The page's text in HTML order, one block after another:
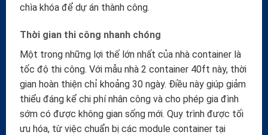
chìa khóa để dự án thành công.
Thời gian thi công nhanh chóng
Một trong những lợi thế lớn nhất của nhà container là
tốc độ thi công. Với mẫu nhà 2 container 40ft này, thời
gian hoàn thiện chỉ khoảng 30 ngày. Điều này giúp giảm
thiểu đáng kể chi phí nhân công và cho phép gia đình
sớm có được không gian sống mới. Quy trình được tối
ưu hóa, từ việc chuẩn bị các module container tại